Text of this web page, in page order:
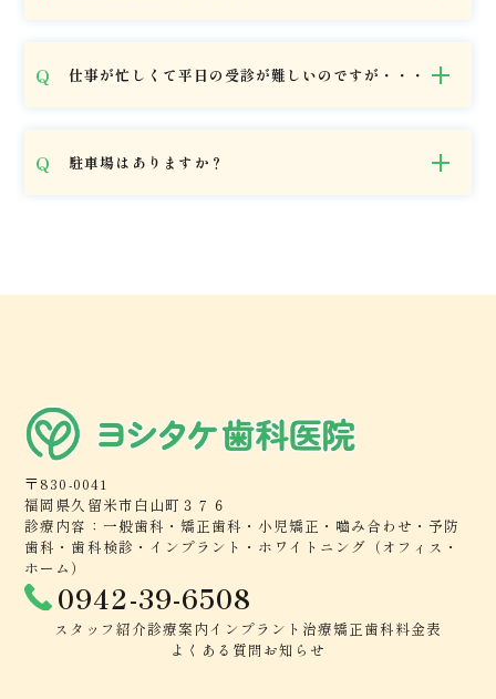
仕事が忙しくて平日の受診が難しいのですが・・・
駐車場はありますか？
〒830-0041
福岡県久留米市白山町３７６
診療内容：一般歯科・矯正歯科・小児矯正・嚙み合わせ・予防
歯科・歯科検診・インプラント・ホワイトニング（オフィス・
ホーム）
0942-39-6508
スタッフ紹介診療案内インプラント治療矯正歯科料金表
よくある質問お知らせ